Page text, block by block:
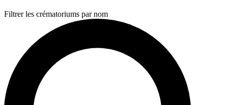
Filtrer les crématoriums par nom